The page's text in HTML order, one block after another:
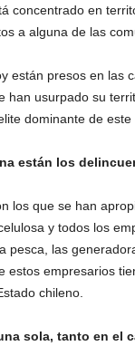
concentrado en
a alguna de las
están presos en las
han usurpado su
dominante de este
están los
los que se han
y todos los
pesca, las
estos empresarios
chileno.
sola, tanto en el